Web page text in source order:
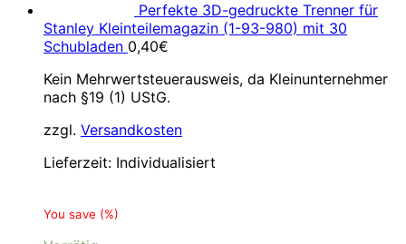
Perfekte 3D-gedruckte Trenner für
Stanley Kleinteilemagazin (1-93-980) mit 30
Schubladen 0,40€
Kein Mehrwertsteuerausweis, da Kleinunternehmer
nach §19 (1) UStG.
zzgl. Versandkosten
Lieferzeit: Individualisiert
You save (%)